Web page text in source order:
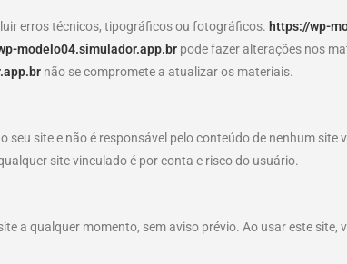
erros técnicos, tipográficos ou fotográficos. https://wp-
modelo04.simulador.app.br pode fazer alterações nos
não se compromete a atualizar os materiais.
seu site e não é responsável pelo conteúdo de nenhum site
site vinculado é por conta e risco do usuário.
a qualquer momento, sem aviso prévio. Ao usar este site,